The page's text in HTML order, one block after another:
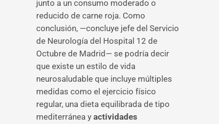
junto a un consumo moderado o
reducido de carne roja. Como
conclusión, —concluye jefe del Servicio
de Neurología del Hospital 12 de
Octubre de Madrid— se podría decir
que existe un estilo de vida
neurosaludable que incluye múltiples
medidas como el ejercicio físico
regular, una dieta equilibrada de tipo
mediterránea y actividades